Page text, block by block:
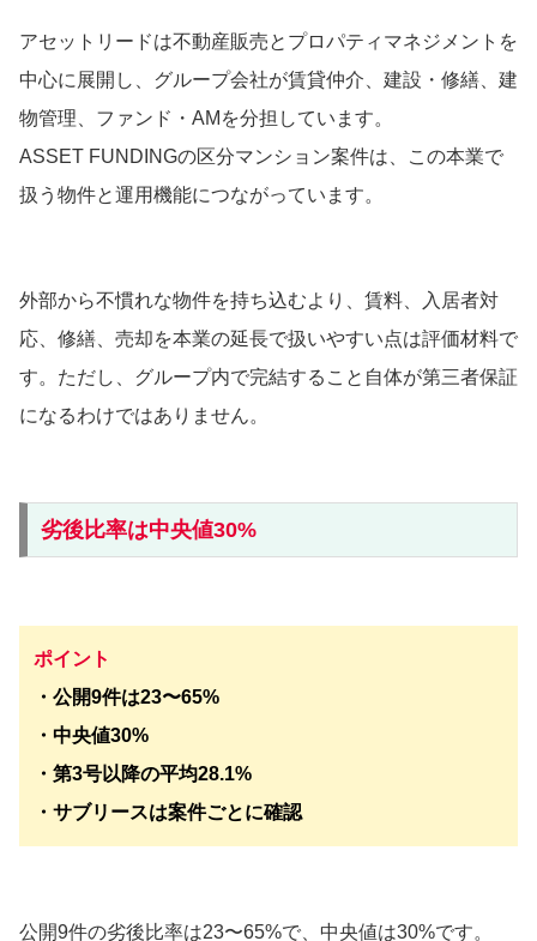
アセットリードは不動産販売とプロパティマネジメントを
中心に展開し、グループ会社が賃貸仲介、建設・修繕、建
物管理、ファンド・AMを分担しています。
ASSET FUNDINGの区分マンション案件は、この本業で
扱う物件と運用機能につながっています。
外部から不慣れな物件を持ち込むより、賃料、入居者対
応、修繕、売却を本業の延長で扱いやすい点は評価材料で
す。ただし、グループ内で完結すること自体が第三者保証
になるわけではありません。
劣後比率は中央値30%
ポイント
・公開9件は23〜65%
・中央値30%
・第3号以降の平均28.1%
・サブリースは案件ごとに確認
公開9件の劣後比率は23〜65%で、中央値は30%です。